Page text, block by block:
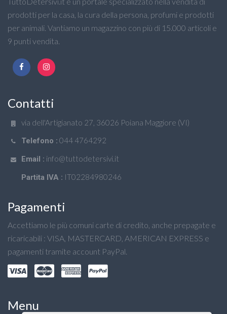
prodotti per la casa, la cura della persona, profumi e prodotti
per animali. Vantiamo un magazzino con più di 15.000 articoli e
9 punti vendita.
Contatti
via dell'Artigianato 27, 36026 Poiana Maggiore (VI)
Telefono : 044 4764292
Email : info@tuttodetersivi.it
Partita IVA : IT02284980246
Pagamenti
Accettiamo le più comuni carte di credito, anche prepagate e
ricaricabili : VISA, MASTERCARD, AMERICAN EXPRESS e
pagamenti tramite account PayPal.
Menu